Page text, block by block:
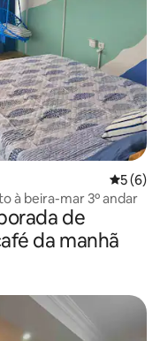
5 de
5 (6)
à beira-mar 3º andar
de
da manhã